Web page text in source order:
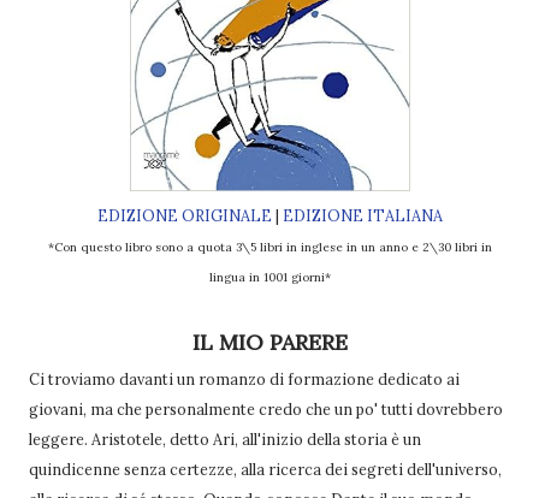
EDIZIONE ORIGINALE | EDIZIONE ITALIANA
*Con questo libro sono a quota 3\5 libri in inglese in un anno e 2\30 libri in
lingua in 1001 giorni*
IL MIO PARERE
Ci troviamo davanti un romanzo di formazione dedicato ai
giovani, ma che personalmente credo che un po' tutti dovrebbero
leggere. Aristotele, detto Ari, all'inizio della storia è un
quindicenne senza certezze, alla ricerca dei segreti dell'universo,